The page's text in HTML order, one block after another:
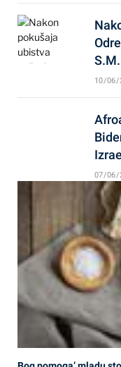
10/06/
07/06/